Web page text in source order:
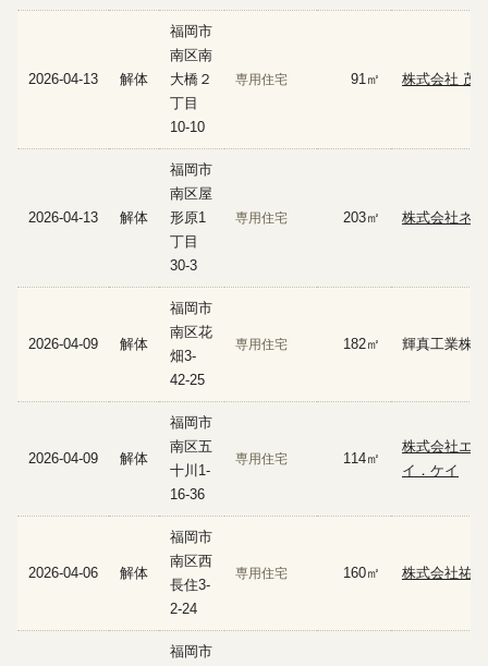
2026-04-13 解体
福岡市
南区南
大橋２
丁目
10-10
専用住宅 91㎡ 株式会社 茂
2026-04-13 解体
福岡市
南区屋
形原1
丁目
30-3
専用住宅 203㎡ 株式会社ネ
2026-04-09 解体
福岡市
南区花
畑3-
42-25
専用住宅 182㎡ 輝真工業株
2026-04-09 解体
福岡市
南区五
十川1-
16-36
専用住宅 114㎡
株式会社エ
イ．ケイ
2026-04-06 解体
福岡市
南区西
長住3-
2-24
専用住宅 160㎡ 株式会社祐徳
福岡市